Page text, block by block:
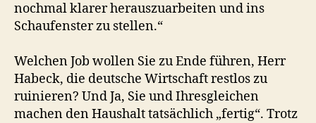
nochmal klarer herauszuarbeiten und ins
Schaufenster zu stellen.“
Welchen Job wollen Sie zu Ende führen, Herr
Habeck, die deutsche Wirtschaft restlos zu
ruinieren? Und Ja, Sie und Ihresgleichen
machen den Haushalt tatsächlich „fertig“. Trotz